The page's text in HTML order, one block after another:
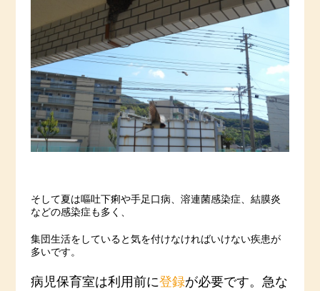
そして夏は嘔吐下痢や手足口病、溶連菌感染症、結膜炎
などの感染症も多く、
集団生活をしていると気を付けなければいけない疾患が
多いです。
病児保育室は利用前に登録が必要です。急な